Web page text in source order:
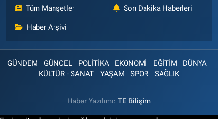
Tüm Manşetler Son Dakika Haberleri
Haber Arşivi
GÜNDEM GÜNCEL POLİTİKA EKONOMİ EĞİTİM
DÜNYA
KÜLTÜR - SANAT
YAŞAM SPOR SAĞLIK
Haber Yazılımı: TE Bilişim